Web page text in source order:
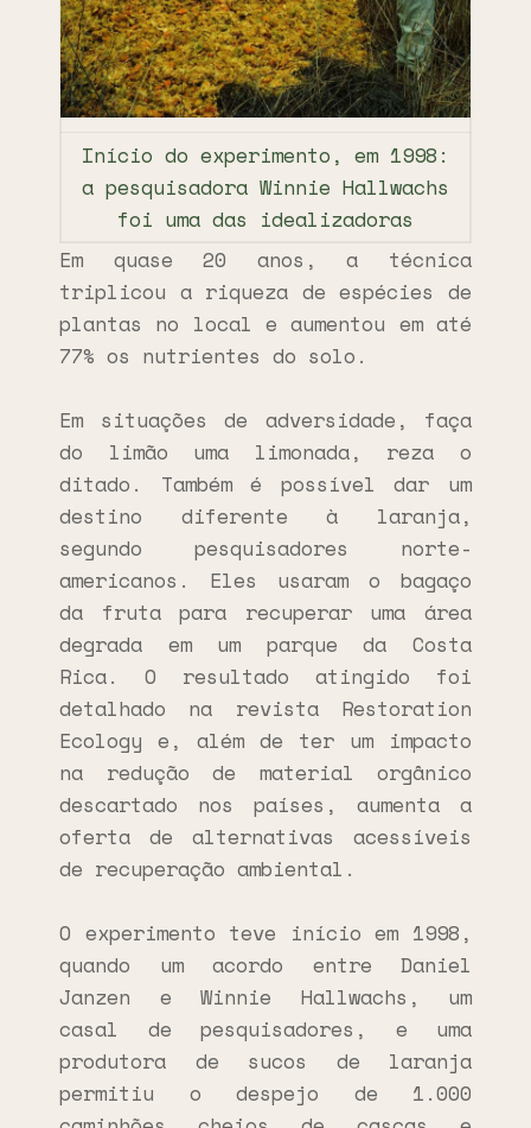
Início do experimento, em 1998:
a pesquisadora Winnie Hallwachs
foi uma das idealizadoras
Em quase 20 anos, a técnica
triplicou a riqueza de espécies de
plantas no local e aumentou em até
77% os nutrientes do solo.
Em situações de adversidade, faça
do limão uma limonada, reza o
ditado. Também é possível dar um
destino diferente à laranja,
segundo pesquisadores norte-
americanos. Eles usaram o bagaço
da fruta para recuperar uma área
degrada em um parque da Costa
Rica. O resultado atingido foi
detalhado na revista Restoration
Ecology e, além de ter um impacto
na redução de material orgânico
descartado nos países, aumenta a
oferta de alternativas acessíveis
de recuperação ambiental.
O experimento teve início em 1998,
quando um acordo entre Daniel
Janzen e Winnie Hallwachs, um
casal de pesquisadores, e uma
produtora de sucos de laranja
permitiu o despejo de 1.000